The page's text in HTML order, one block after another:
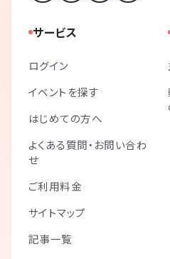
サービス
ログイン
イベントを探す
はじめての方へ
よくある質問・お問い合わ
せ
ご利用料金
サイトマップ
記事一覧